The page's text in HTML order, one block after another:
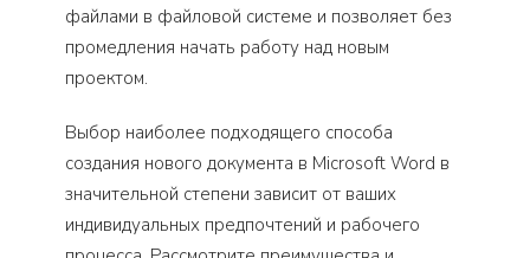
файлами в файловой системе и позволяет без
промедления начать работу над новым
проектом.
Выбор наиболее подходящего способа
создания нового документа в Microsoft Word в
значительной степени зависит от ваших
индивидуальных предпочтений и рабочего